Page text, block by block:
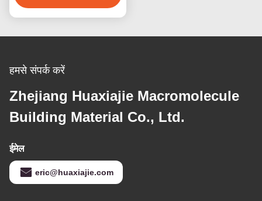
हमसे संपर्क करें
Zhejiang Huaxiajie Macromolecule
Building Material Co., Ltd.
ईमेल
eric@huaxiajie.com